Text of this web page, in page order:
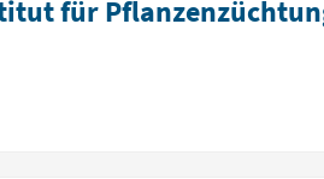
für